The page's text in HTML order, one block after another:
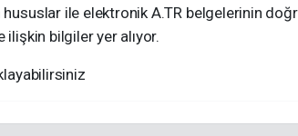
ile elektronik A.TR belgelerinin
bilgiler yer alıyor.